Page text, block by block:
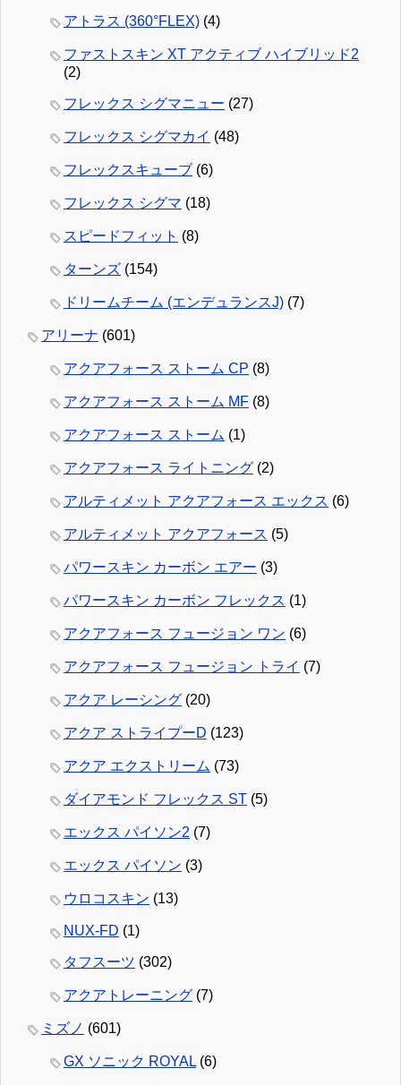
アトラス (360°FLEX) (4)
ファストスキン XT アクティブ ハイブリッド2
(2)
フレックス シグマニュー (27)
フレックス シグマカイ (48)
フレックスキューブ (6)
フレックス シグマ (18)
スピードフィット (8)
ターンズ (154)
ドリームチーム (エンデュランスJ) (7)
アリーナ (601)
アクアフォース ストーム CP (8)
アクアフォース ストーム MF (8)
アクアフォース ストーム (1)
アクアフォース ライトニング (2)
アルティメット アクアフォース エックス (6)
アルティメット アクアフォース (5)
パワースキン カーボン エアー (3)
パワースキン カーボン フレックス (1)
アクアフォース フュージョン ワン (6)
アクアフォース フュージョン トライ (7)
アクア レーシング (20)
アクア ストライプーD (123)
アクア エクストリーム (73)
ダイアモンド フレックス ST (5)
エックス パイソン2 (7)
エックス パイソン (3)
ウロコスキン (13)
NUX-FD (1)
タフスーツ (302)
アクアトレーニング (7)
ミズノ (601)
GX ソニック ROYAL (6)